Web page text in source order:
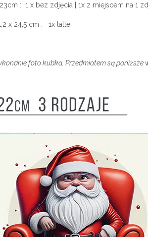
: 1 x bez zdjęcia | 1x z miejscem na 1
x 24,5 cm : 1x latte
foto kubka. Przedmiotem są poniższe